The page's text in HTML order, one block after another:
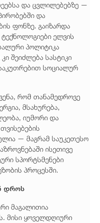
და ცვლილებებზე —
და
ფონზე. გაიზარდა
ელვის
პოლიტიკა
შეიძლება სასტიკი
სოციალურ
რომ თანამედროვე
მსახურება,
იუმორი და
— მაგრამ საუკეთესო
ისეთივე
სპორტსმენები
პროცესში.
დროს
მაგალითია
მისი ყოველდღიური